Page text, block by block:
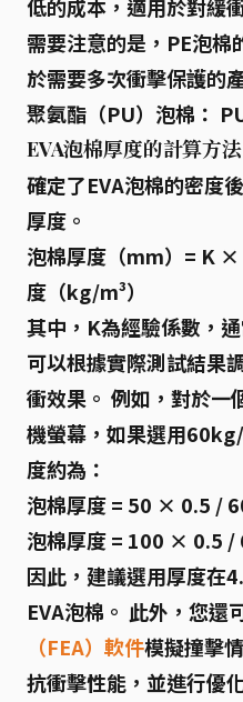
低的成本，適用於對緩
需要注意的是，PE泡棉
於需要多次衝擊保護的
聚氨酯（PU）泡棉：
EVA泡棉厚度的計算方法
確定了EVA泡棉的密度
厚度。
泡棉厚度（mm）= K
度（kg/m³）
其中，K為經驗係數，
可以根據實際測試結果
衝效果。 例如，對於
機螢幕，如果選用
度約為：
泡棉厚度 = 50 × 0.5 /
泡棉厚度 = 100 × 0.5 /
因此，建議選用厚度
EVA泡棉。 此外，您還
（FEA）軟件模擬撞擊
抗衝擊性能，並進行優